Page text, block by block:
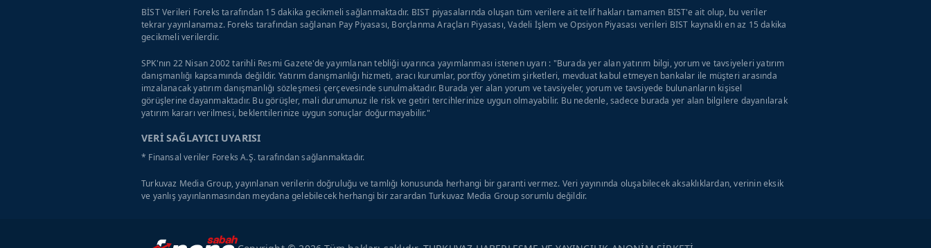
BİST Verileri Foreks tarafından 15 dakika gecikmeli sağlanmaktadır. BIST piyasalarında oluşan tüm verilere ait telif hakları tamamen BIST'e ait olup, bu veriler
tekrar yayınlanamaz. Foreks tarafından sağlanan Pay Piyasası, Borçlanma Araçları Piyasası, Vadeli İşlem ve Opsiyon Piyasası verileri BIST kaynaklı en az 15 dakika
gecikmeli verilerdir.
SPK'nın 22 Nisan 2002 tarihli Resmi Gazete'de yayımlanan tebliği uyarınca yayımlanması istenen uyarı : "Burada yer alan yatırım bilgi, yorum ve tavsiyeleri yatırım
danışmanlığı kapsamında değildir. Yatırım danışmanlığı hizmeti, aracı kurumlar, portföy yönetim şirketleri, mevduat kabul etmeyen bankalar ile müşteri arasında
imzalanacak yatırım danışmanlığı sözleşmesi çerçevesinde sunulmaktadır. Burada yer alan yorum ve tavsiyeler, yorum ve tavsiyede bulunanların kişisel
görüşlerine dayanmaktadır. Bu görüşler, mali durumunuz ile risk ve getiri tercihlerinize uygun olmayabilir. Bu nedenle, sadece burada yer alan bilgilere dayanılarak
yatırım kararı verilmesi, beklentilerinize uygun sonuçlar doğurmayabilir."
VERİ SAĞLAYICI UYARISI
* Finansal veriler Foreks A.Ş. tarafından sağlanmaktadır.
Turkuvaz Media Group, yayınlanan verilerin doğruluğu ve tamlığı konusunda herhangi bir garanti vermez. Veri yayınında oluşabilecek aksaklıklardan, verinin eksik
ve yanlış yayınlanmasından meydana gelebilecek herhangi bir zarardan Turkuvaz Media Group sorumlu değildir.